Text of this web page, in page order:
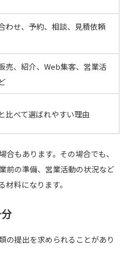
わせ、予約、相談、見積依頼
売、紹介、Web集客、営業活
比べて選ばれやすい理由
もあります。その場合でも、
前の準備、営業活動の状況など
材料になります。
の提出を求められることがあり